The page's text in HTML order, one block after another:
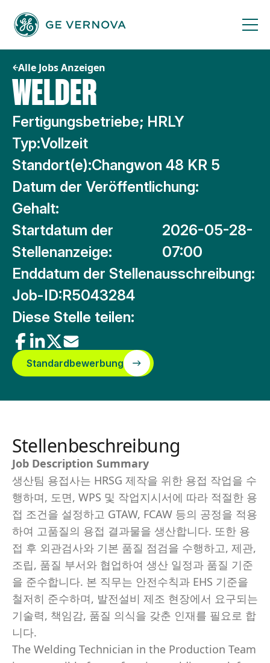
Inhalt
springen
Alle Jobs Anzeigen
WELDER
Fertigungsbetriebe; HRLY
Typ:Vollzeit
Standort(e):Changwon 48 KR 5
Datum der Veröffentlichung:
Gehalt:
Startdatum der
Stellenanzeige:
2026-05-28-
07:00
Enddatum der Stellenausschreibung:
Job-ID:R5043284
Diese Stelle teilen:
Standardbewerbung
Stellenbeschreibung
Job Description Summary
생산팀 용접사는 HRSG 제작을 위한 용접 작업을 수
행하며, 도면, WPS 및 작업지시서에 따라 적절한 용
접 조건을 설정하고 GTAW, FCAW 등의 공정을 적용
하여 고품질의 용접 결과물을 생산합니다. 또한 용
접 후 외관검사와 기본 품질 점검을 수행하고, 제관,
조립, 품질 부서와 협업하여 생산 일정과 품질 기준
을 준수합니다. 본 직무는 안전수칙과 EHS 기준을
철저히 준수하며, 발전설비 제조 현장에서 요구되는
기술력, 책임감, 품질 의식을 갖춘 인재를 필요로 합
니다.
The Welding Technician in the Production Team